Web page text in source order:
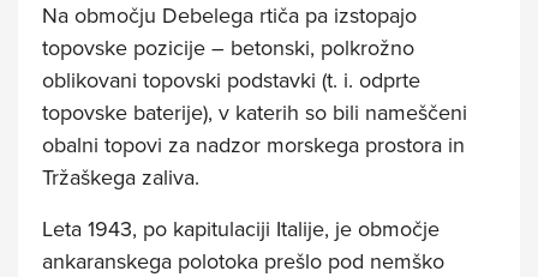
Na območju Debelega rtiča pa izstopajo
topovske pozicije – betonski, polkrožno
oblikovani topovski podstavki (t. i. odprte
topovske baterije), v katerih so bili nameščeni
obalni topovi za nadzor morskega prostora in
Tržaškega zaliva.
Leta 1943, po kapitulaciji Italije, je območje
ankaranskega polotoka prešlo pod nemško